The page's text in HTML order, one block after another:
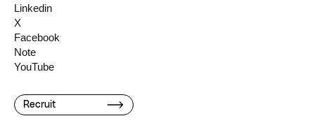
Linkedin
X
Facebook
Note
YouTube
Recruit